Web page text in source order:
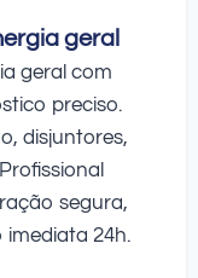
geral
geral com
preciso.
disjuntores,
segura,
imediata 24h.